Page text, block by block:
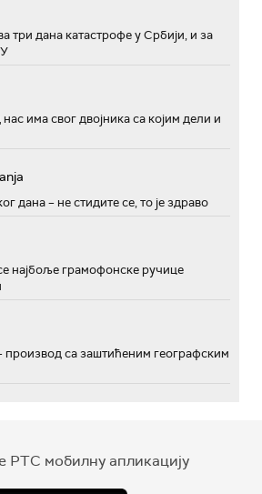
три дана катастрофе у Србији, и за
има свог двојника са којим дели и
дана – не стидите се, то је здраво
најбоље грамофонске ручице
производ са заштићеним географским
РТС мобилну апликацију